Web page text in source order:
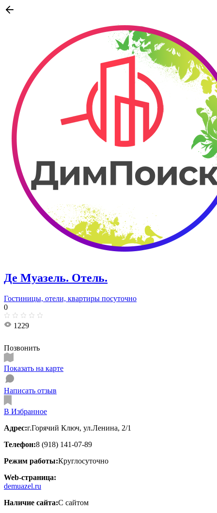
Де Муазель. Отель.
Гостиницы, отели, квартиры посуточно
0
1229
Позвонить
Показать на карте
Написать отзыв
В Избранное
Адрес:г.Горячий Ключ, ул.Ленина, 2/1
Телефон:8 (918) 141-07-89
Режим работы:Круглосуточно
Web-страница:
demuazel.ru
Наличие сайта:С сайтом